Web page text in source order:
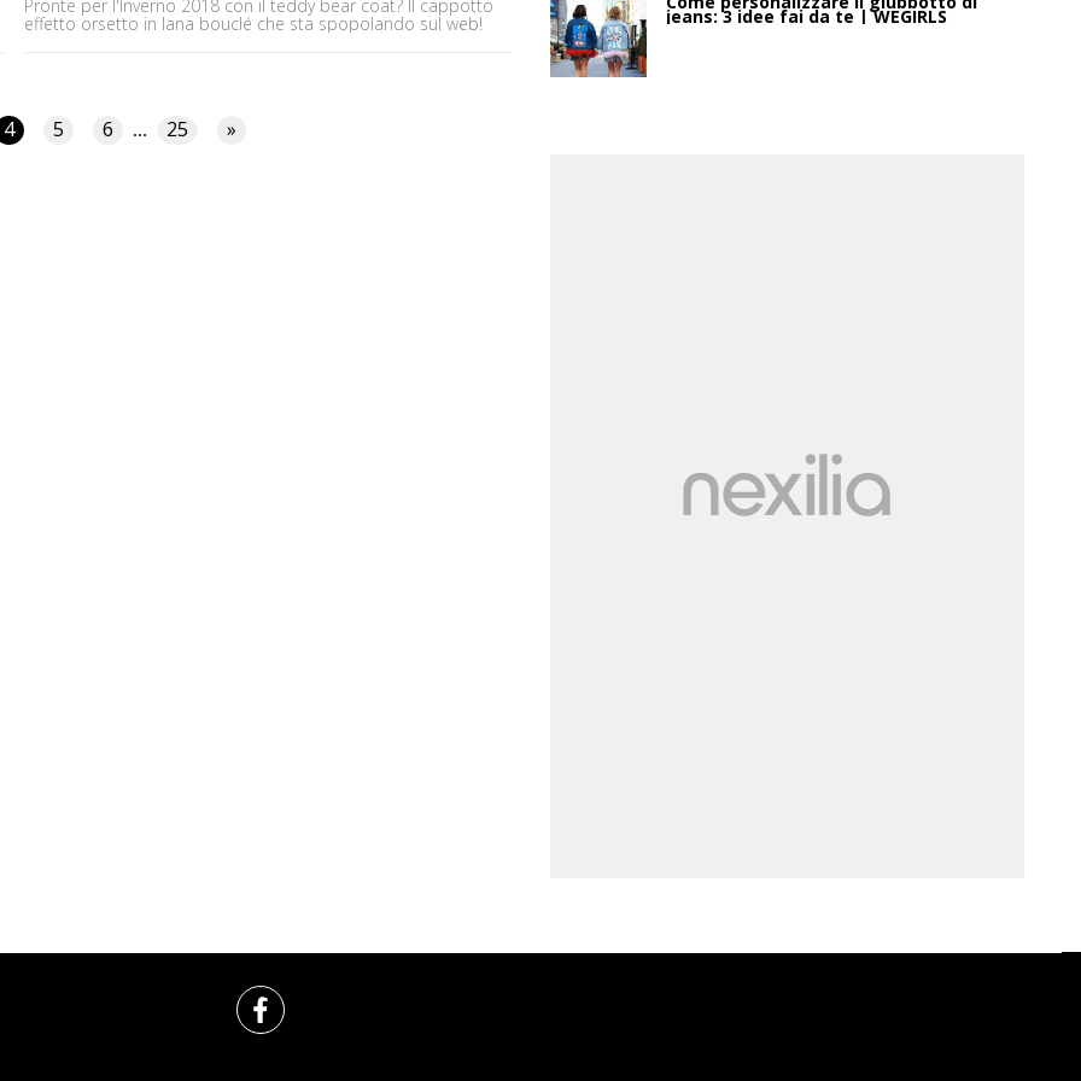
Pronte per l'Inverno 2018 con il teddy bear coat? Il cappotto
effetto orsetto in lana bouclé che sta spopolando sul web!
4 5 6 ... 25 »
jeans: 3 idee fai da te | WEGIRLS